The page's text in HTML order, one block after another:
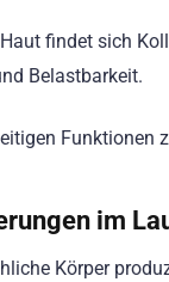
findet sich
Belastbarkeit.
Funktionen
im
Körper